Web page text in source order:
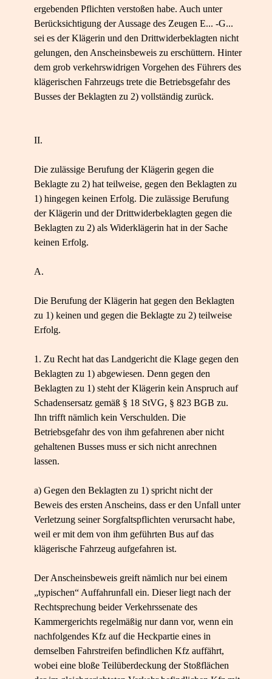
ergebenden Pflichten verstoßen habe. Auch unter
Berücksichtigung der Aussage des Zeugen E... -G...
sei es der Klägerin und den Drittwiderbeklagten nicht
gelungen, den Anscheinsbeweis zu erschüttern. Hinter
dem grob verkehrswidrigen Vorgehen des Führers des
klägerischen Fahrzeugs trete die Betriebsgefahr des
Busses der Beklagten zu 2) vollständig zurück.
II.
Die zulässige Berufung der Klägerin gegen die
Beklagte zu 2) hat teilweise, gegen den Beklagten zu
1) hingegen keinen Erfolg. Die zulässige Berufung
der Klägerin und der Drittwiderbeklagten gegen die
Beklagten zu 2) als Widerklägerin hat in der Sache
keinen Erfolg.
A.
Die Berufung der Klägerin hat gegen den Beklagten
zu 1) keinen und gegen die Beklagte zu 2) teilweise
Erfolg.
1. Zu Recht hat das Landgericht die Klage gegen den
Beklagten zu 1) abgewiesen. Denn gegen den
Beklagten zu 1) steht der Klägerin kein Anspruch auf
Schadensersatz gemäß § 18 StVG, § 823 BGB zu.
Ihn trifft nämlich kein Verschulden. Die
Betriebsgefahr des von ihm gefahrenen aber nicht
gehaltenen Busses muss er sich nicht anrechnen
lassen.
a) Gegen den Beklagten zu 1) spricht nicht der
Beweis des ersten Anscheins, dass er den Unfall unter
Verletzung seiner Sorgfaltspflichten verursacht habe,
weil er mit dem von ihm geführten Bus auf das
klägerische Fahrzeug aufgefahren ist.
Der Anscheinsbeweis greift nämlich nur bei einem
„typischen“ Auffahrunfall ein. Dieser liegt nach der
Rechtsprechung beider Verkehrssenate des
Kammergerichts regelmäßig nur dann vor, wenn ein
nachfolgendes Kfz auf die Heckpartie eines in
demselben Fahrstreifen befindlichen Kfz auffährt,
wobei eine bloße Teilüberdeckung der Stoßflächen